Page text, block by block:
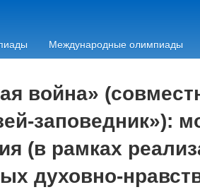
Международные олимпиады
война»
заповедник»):
(в рамках
духовно-